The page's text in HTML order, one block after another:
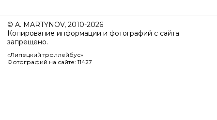
© A. MARTYNOV, 2010-2026
Копирование информации и фотографий с сайта
запрещено.
«Липецкий троллейбус»
Фотографий на сайте: 11427